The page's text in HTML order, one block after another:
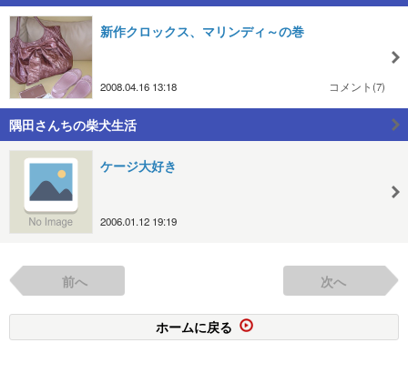
新作クロックス、マリンディ～の巻
2008.04.16 13:18 コメント(7)
隅田さんちの柴犬生活
ケージ大好き
2006.01.12 19:19
前へ 次へ
ホームに戻る